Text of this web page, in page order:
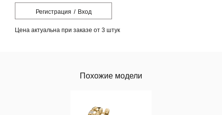
Регистрация / Вход
Цена актуальна при заказе от 3 штук
Похожие модели